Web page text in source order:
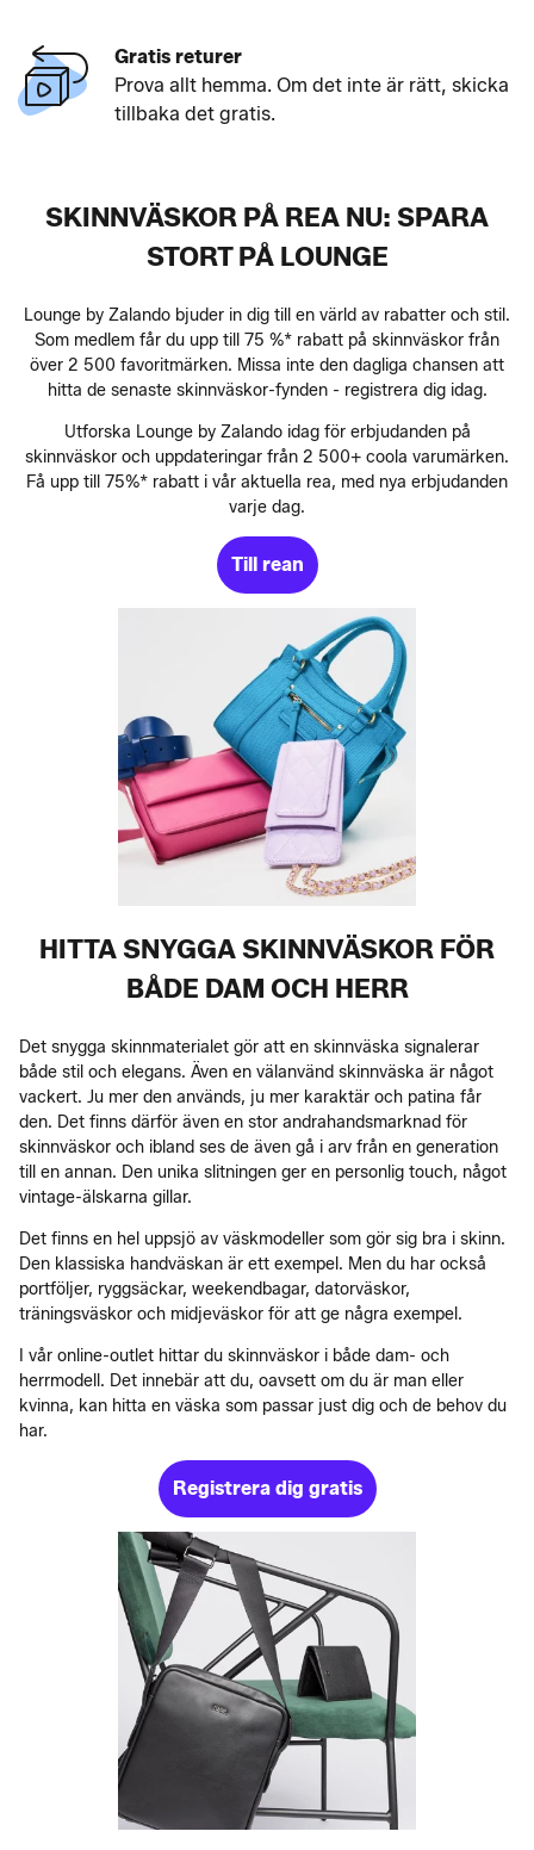
Gratis returer
Prova allt hemma. Om det inte är rätt, skicka
tillbaka det gratis.
SKINNVÄSKOR PÅ REA NU: SPARA
STORT PÅ LOUNGE
Lounge by Zalando bjuder in dig till en värld av rabatter och stil.
Som medlem får du upp till 75 %* rabatt på skinnväskor från
över 2 500 favoritmärken. Missa inte den dagliga chansen att
hitta de senaste skinnväskor-fynden - registrera dig idag.
Utforska Lounge by Zalando idag för erbjudanden på
skinnväskor och uppdateringar från 2 500+ coola varumärken.
Få upp till 75%* rabatt i vår aktuella rea, med nya erbjudanden
varje dag.
Till rean
HITTA SNYGGA SKINNVÄSKOR FÖR
BÅDE DAM OCH HERR
Det snygga skinnmaterialet gör att en skinnväska signalerar
både stil och elegans. Även en välanvänd skinnväska är något
vackert. Ju mer den används, ju mer karaktär och patina får
den. Det finns därför även en stor andrahandsmarknad för
skinnväskor och ibland ses de även gå i arv från en generation
till en annan. Den unika slitningen ger en personlig touch, något
vintage-älskarna gillar.
Det finns en hel uppsjö av väskmodeller som gör sig bra i skinn.
Den klassiska handväskan är ett exempel. Men du har också
portföljer, ryggsäckar, weekendbagar, datorväskor,
träningsväskor och midjeväskor för att ge några exempel.
I vår online-outlet hittar du skinnväskor i både dam- och
herrmodell. Det innebär att du, oavsett om du är man eller
kvinna, kan hitta en väska som passar just dig och de behov du
har.
Registrera dig gratis